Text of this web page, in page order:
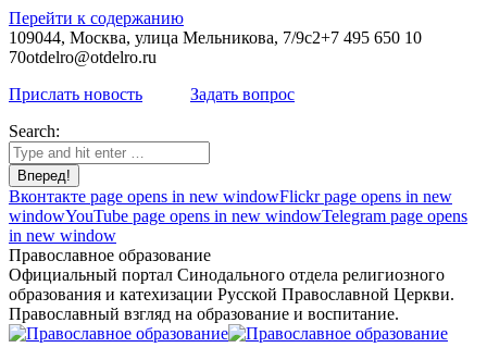
Перейти к содержанию
109044, Москва, улица Мельникова, 7/9с2+7 495 650 10
70otdelro@otdelro.ru
Прислать новость
Задать вопрос
Search:
Вконтакте page opens in new windowFlickr page opens in new
windowYouTube page opens in new windowTelegram page opens
in new window
Православное образование
Официальный портал Синодального отдела религиозного
образования и катехизации Русской Православной Церкви.
Православный взгляд на образование и воспитание.